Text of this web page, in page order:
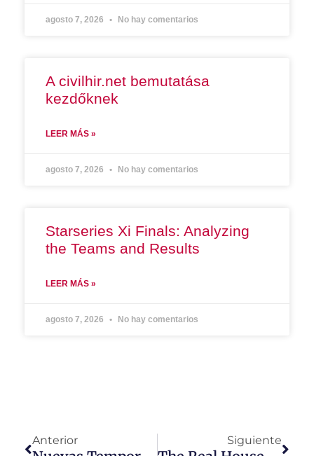
agosto 7, 2026 No hay comentarios
A civilhir.net bemutatása
kezdőknek
LEER MÁS »
agosto 7, 2026 No hay comentarios
Starseries Xi Finals: Analyzing
the Teams and Results
LEER MÁS »
agosto 7, 2026 No hay comentarios
Anterior Siguiente